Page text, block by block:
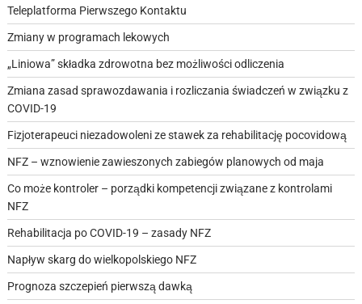
Teleplatforma Pierwszego Kontaktu
Zmiany w programach lekowych
„Liniowa” składka zdrowotna bez możliwości odliczenia
Zmiana zasad sprawozdawania i rozliczania świadczeń w związku z
COVID-19
Fizjoterapeuci niezadowoleni ze stawek za rehabilitację pocovidową
NFZ – wznowienie zawieszonych zabiegów planowych od maja
Co może kontroler – porządki kompetencji związane z kontrolami
NFZ
Rehabilitacja po COVID-19 – zasady NFZ
Napływ skarg do wielkopolskiego NFZ
Prognoza szczepień pierwszą dawką